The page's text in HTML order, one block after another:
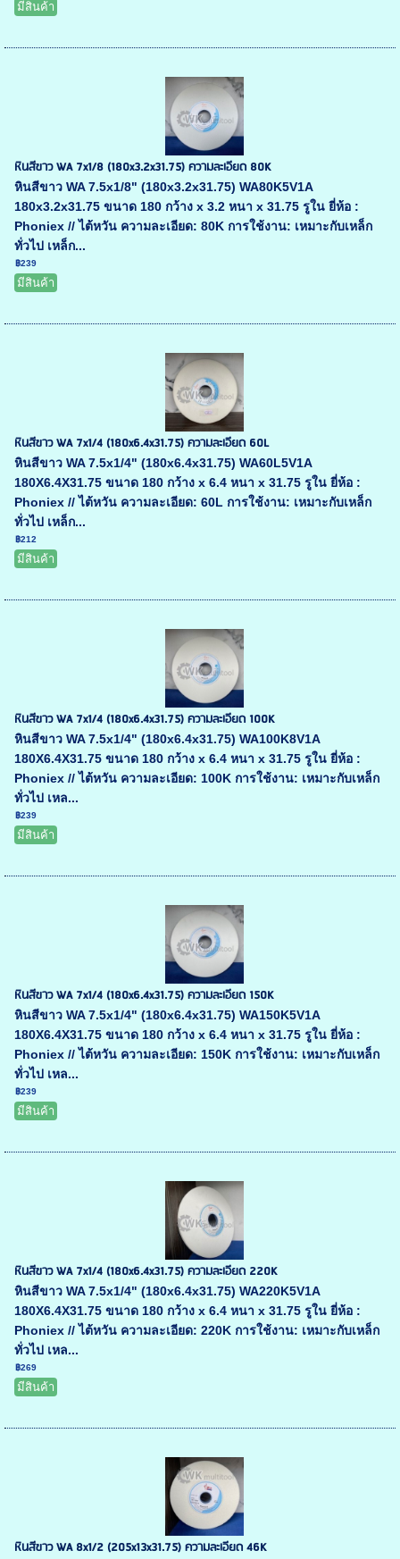
มีสินค้า
หินสีขาว WA 7x1/8 (180x3.2x31.75) ความละเอียด 80K
หินสีขาว WA 7.5x1/8" (180x3.2x31.75) WA80K5V1A
180x3.2x31.75 ขนาด 180 กว้าง x 3.2 หนา x 31.75 รูใน ยี่ห้อ :
Phoniex // ไต้หวัน ความละเอียด: 80K การใช้งาน: เหมาะกับเหล็ก
ทั่วไป เหล็ก...
฿239
มีสินค้า
หินสีขาว WA 7x1/4 (180x6.4x31.75) ความละเอียด 60L
หินสีขาว WA 7.5x1/4" (180x6.4x31.75) WA60L5V1A
180X6.4X31.75 ขนาด 180 กว้าง x 6.4 หนา x 31.75 รูใน ยี่ห้อ :
Phoniex // ไต้หวัน ความละเอียด: 60L การใช้งาน: เหมาะกับเหล็ก
ทั่วไป เหล็ก...
฿212
มีสินค้า
หินสีขาว WA 7x1/4 (180x6.4x31.75) ความละเอียด 100K
หินสีขาว WA 7.5x1/4" (180x6.4x31.75) WA100K8V1A
180X6.4X31.75 ขนาด 180 กว้าง x 6.4 หนา x 31.75 รูใน ยี่ห้อ :
Phoniex // ไต้หวัน ความละเอียด: 100K การใช้งาน: เหมาะกับเหล็ก
ทั่วไป เหล...
฿239
มีสินค้า
หินสีขาว WA 7x1/4 (180x6.4x31.75) ความละเอียด 150K
หินสีขาว WA 7.5x1/4" (180x6.4x31.75) WA150K5V1A
180X6.4X31.75 ขนาด 180 กว้าง x 6.4 หนา x 31.75 รูใน ยี่ห้อ :
Phoniex // ไต้หวัน ความละเอียด: 150K การใช้งาน: เหมาะกับเหล็ก
ทั่วไป เหล...
฿239
มีสินค้า
หินสีขาว WA 7x1/4 (180x6.4x31.75) ความละเอียด 220K
หินสีขาว WA 7.5x1/4" (180x6.4x31.75) WA220K5V1A
180X6.4X31.75 ขนาด 180 กว้าง x 6.4 หนา x 31.75 รูใน ยี่ห้อ :
Phoniex // ไต้หวัน ความละเอียด: 220K การใช้งาน: เหมาะกับเหล็ก
ทั่วไป เหล...
฿269
มีสินค้า
หินสีขาว WA 8x1/2 (205x13x31.75) ความละเอียด 46K